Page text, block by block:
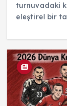
turnuvadaki
eleştirel bir